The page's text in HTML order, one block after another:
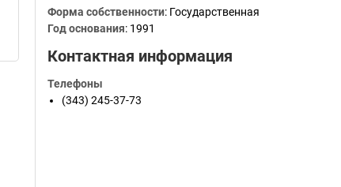
Форма собственности: Государственная
Год основания: 1991
Контактная информация
Телефоны
(343) 245-37-73